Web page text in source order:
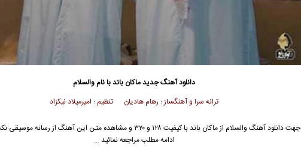
دانلود آهنگ جدیدماکان باندبا نام والسلام
ترانه سرا و آهنگساز : رهام هادیان تنظیم : امیرمیلاد نیکزاد
جهت دانلود آهنگ والسلام ازماکان باند
با کیفیت ۱۲۸ و ۳۲۰ و مشاهده متن این آهنگ از رسانه
ادامه مطلب مراجعه نمائید …